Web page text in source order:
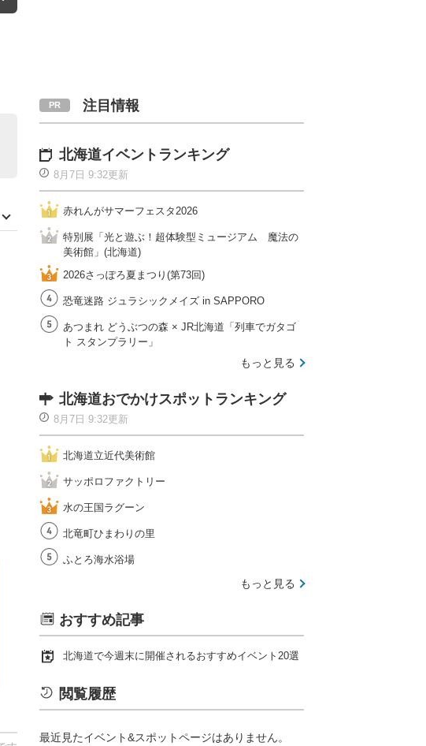
注目情報
北海道イベントランキング
8月7日 9:32更新
赤れんがサマーフェスタ2026
特別展「光と遊ぶ！超体験型ミュージアム 魔法の
美術館」(北海道)
2026さっぽろ夏まつり(第73回)
恐竜迷路 ジュラシックメイズ in SAPPORO
あつまれ どうぶつの森 × JR北海道「列車でガタゴ
ト スタンプラリー」
もっと見る
北海道おでかけスポットランキング
8月7日 9:32更新
北海道立近代美術館
サッポロファクトリー
水の王国ラグーン
北竜町ひまわりの里
ふとろ海水浴場
もっと見る
おすすめ記事
北海道で今週末に開催されるおすすめイベント20選
閲覧履歴
最近見たイベント&スポットページはありません。